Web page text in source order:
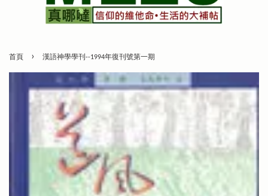
首頁 › 漢語神學學刊--1994年復刊號第一期